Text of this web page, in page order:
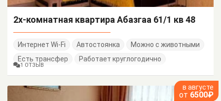
2х-комнатная квартира Абазгаа 61/1 кв 48
Интернет Wi-Fi Автостоянка
Можно с животными
Есть трансфер
Работает круглогодично
1 ОТЗЫВ
в августе
от 6500₽